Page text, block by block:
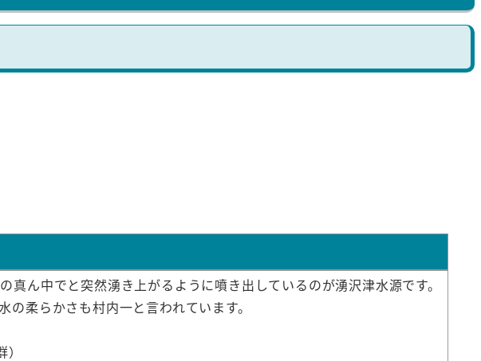
ん中でと突然湧き上がるように噴き出しているのが湧沢津水源です。
柔らかさも村内一と言われています。